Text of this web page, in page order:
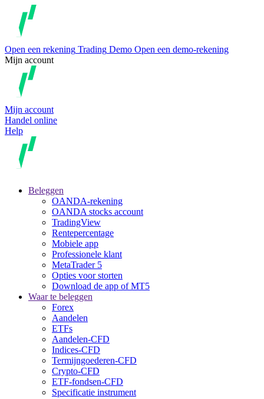
Open een rekening Trading Demo Open een demo-rekening
Mijn account
Mijn account
Handel online
Help
Beleggen
OANDA-rekening
OANDA stocks account
TradingView
Rentepercentage
Mobiele app
Professionele klant
MetaTrader 5
Opties voor storten
Download de app of MT5
Waar te beleggen
Forex
Aandelen
ETFs
Aandelen-CFD
Indices-CFD
Termijngoederen-CFD
Crypto-CFD
ETF-fondsen-CFD
Specificatie instrument